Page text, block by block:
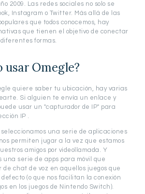
2009. Las redes sociales no solo se
Instagram o Twitter. Más allá de las
que todos conocemos, hay
que tienen el objetivo de conectar
formas.
usar Omegle?
quiere saber tu ubicación, hay varias
Si alguien te envía un enlace y
usar un "capturador de IP" para
IP .
una serie de aplicaciones
permiten jugar a la vez que estamos
amigos por videollamada. Y
una serie de apps para móvil que
chat de voz en aquellos juegos que
defecto (o que nos facilitan la conexión
en los juegos de Nintendo Switch).